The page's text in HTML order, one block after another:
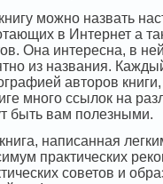
можно назвать
в Интернет а
Она интересна, в
из названия.
авторов
много ссылок на
быть вам полезными.
написанная
практических
советов и